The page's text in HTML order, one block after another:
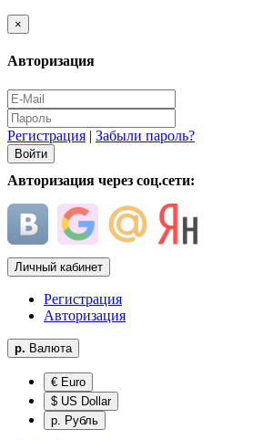
×
Авторизация
Регистрация | Забыли пароль?
Авторизация через соц.сети:
Личный кабинет
Регистрация
Авторизация
р. Валюта
€ Euro
$ US Dollar
р. Рубль